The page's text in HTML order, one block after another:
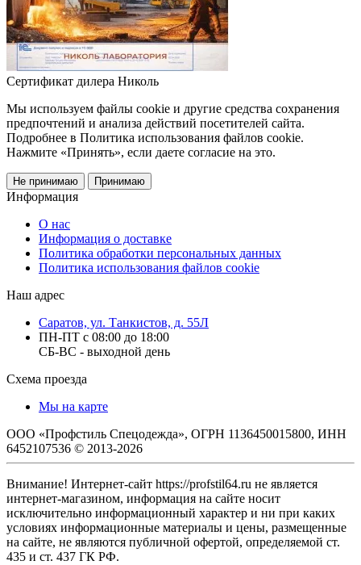
Сертификат дилера Николь
Мы используем файлы cookie и другие средства сохранения
предпочтений и анализа действий посетителей сайта.
Подробнее в Политика использования файлов cookie.
Нажмите «Принять», если даете согласие на это.
Не принимаю Принимаю
Информация
О нас
Информация о доставке
Политика обработки персональных данных
Политика использования файлов cookie
Наш адрес
Саратов, ул. Танкистов, д. 55Л
ПН-ПТ с 08:00 до 18:00
СБ-ВС - выходной день
Схема проезда
Мы на карте
ООО «Профстиль Спецодежда», ОГРН 1136450015800, ИНН
6452107536 © 2013-2026
Внимание! Интернет-сайт https://profstil64.ru не является
интернет-магазином, информация на сайте носит
исключительно информационный характер и ни при каких
условиях информационные материалы и цены, размещенные
на сайте, не являются публичной офертой, определяемой ст.
435 и ст. 437 ГК РФ.